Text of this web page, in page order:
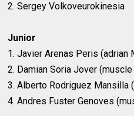
2. Sergey Volkoveurokinesia
Junior
1. Javier Arenas Peris (adrian
2. Damian Soria Jover (muscle
3. Alberto Rodriguez Mansilla
4. Andres Fuster Genoves